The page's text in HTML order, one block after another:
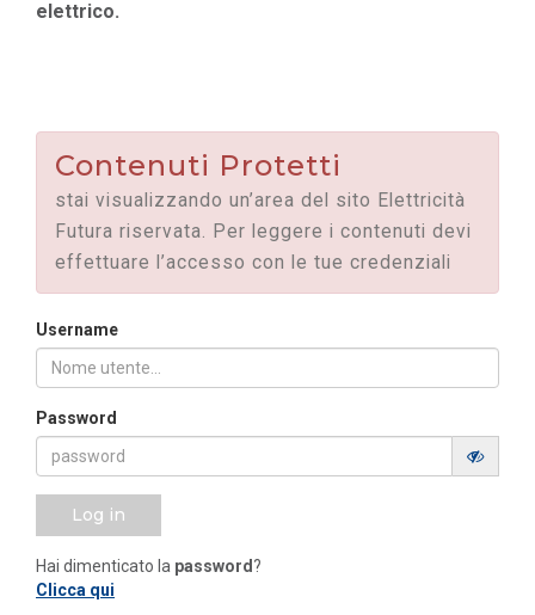
elettrico.
Contenuti Protetti
stai visualizzando un’area del sito Elettricità
Futura riservata. Per leggere i contenuti devi
effettuare l’accesso con le tue credenziali
Username
Password
Log in
Hai dimenticato la password ?
Clicca qui